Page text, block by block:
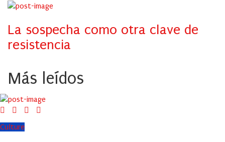
La sospecha como otra clave de
resistencia
Más leídos
Culture